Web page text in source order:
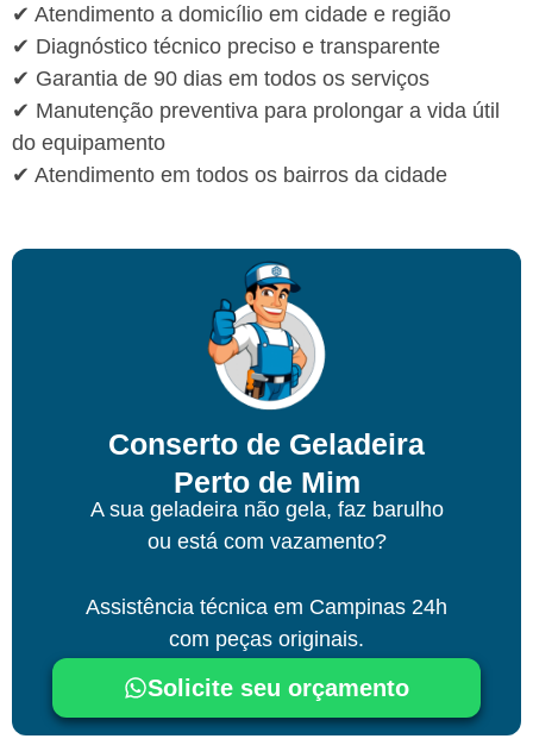
✔ Atendimento a domicílio em cidade e região
✔ Diagnóstico técnico preciso e transparente
✔ Garantia de 90 dias em todos os serviços
✔ Manutenção preventiva para prolongar a vida útil
do equipamento
✔ Atendimento em todos os bairros da cidade
Conserto de Geladeira
Perto de Mim
A sua geladeira não gela, faz barulho
ou está com vazamento?
Assistência técnica em Campinas 24h
com peças originais.
Solicite seu orçamento